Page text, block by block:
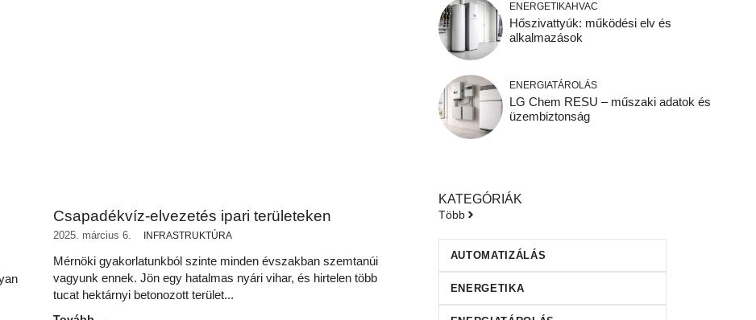
Csapadékvíz-elvezetés ipari területeken
2025. március 6. INFRASTRUKTÚRA
Mérnöki gyakorlatunkból szinte minden évszakban szemtanúi
vagyunk ennek. Jön egy hatalmas nyári vihar, és hirtelen több
tucat hektárnyi betonozott terület...
ENERGETIKAHVAC
Hőszivattyúk: működési elv és
alkalmazások
ENERGIATÁROLÁS
LG Chem RESU – műszaki adatok és
üzembiztonság
KATEGÓRIÁK
Több
AUTOMATIZÁLÁS
ENERGETIKA